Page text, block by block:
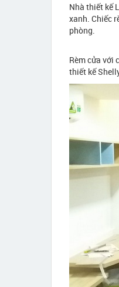
Nhà thiết kế
xanh. Chiếc
phòng.
Rèm cửa với
thiết kế